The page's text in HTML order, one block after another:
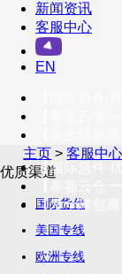
订阅号
客户服务热线
400-098-5699
联系我们
新闻资讯
客服中心
EN
【国际急件
【发全球包
主页 >客服中心
优质渠道
国际货代
美国专线
欧洲专线